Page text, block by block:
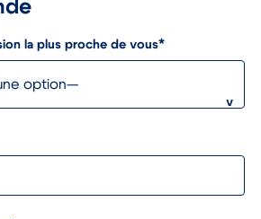
la plus proche de vous*